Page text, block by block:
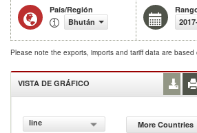
País/Región
Bhután
Please note the exports, imports and tariff data are
VISTA DE GRÁFICO
line
More Countries